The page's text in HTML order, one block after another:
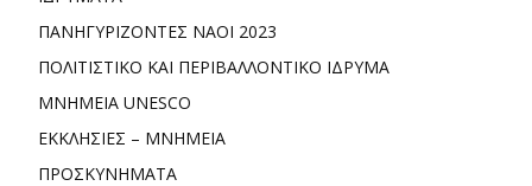
ΠΑΝΗΓΥΡΙΖΟΝΤΕΣ ΝΑΟΙ 2023
ΠΟΛΙΤΙΣΤΙΚΟ ΚΑΙ ΠΕΡΙΒΑΛΛΟΝΤΙΚΟ ΙΔΡΥΜΑ
ΜΝΗΜΕΙΑ UNESCO
ΕΚΚΛΗΣΙΕΣ – ΜΝΗΜΕΙΑ
ΠΡΟΣΚΥΝΗΜΑΤΑ